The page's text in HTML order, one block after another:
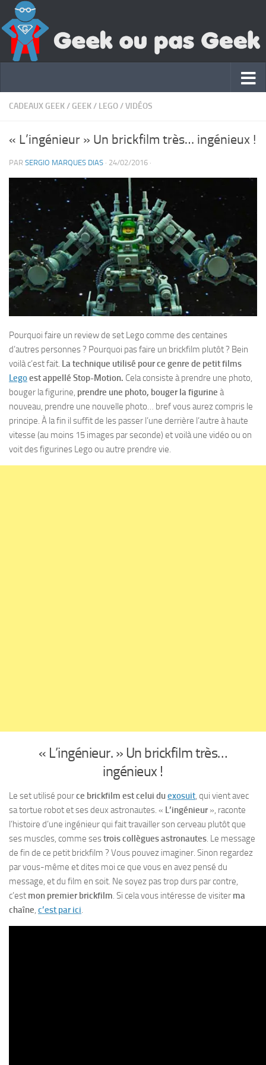
CADEAUX GEEK/ GEEK/ LEGO/VIDÉOS
« L’ingénieur » Un brickfilm très… ingénieux !
PAR SERGIO MARQUES DIAS · 24/02/2016 ·
Pourquoi faire un review de set Lego comme des centaines
d’autres personnes ? Pourquoi pas faire un brickfilm plutôt ? Bein
voilà c’est fait. La technique utilisé pour ce genre de petit films
Legoest appellé Stop-Motion. Cela consiste à prendre une photo,
bouger la figurine, prendre une photo, bouger la figurine à
nouveau, prendre une nouvelle photo… bref vous aurez compris le
principe. À la fin il suffit de les passer l’une derrière l’autre à haute
vitesse (au moins 15 images par seconde) et voilà une vidéo ou on
voit des figurines Lego ou autre prendre vie.
« L’ingénieur. » Un brickfilm très…
ingénieux !
Le set utilisé pource brickfilm est celui duexosuit, qui vient avec
sa tortue robot et ses deux astronautes. « L’ingénieur», raconte
l’histoire d’une ingénieur qui fait travailler son cerveau plutôt que
ses muscles, comme sestrois collègues astronautes. Le message
de fin de ce petit brickfilm ? Vous pouvez imaginer. Sinon regardez
par vous-même et dites moi ce que vous en avez pensé du
message, et du film en soit. Ne soyez pas trop durs par contre,
c’est mon premier brickfilm. Si cela vous intéresse de visiter ma
chaîne, c’est par ici.